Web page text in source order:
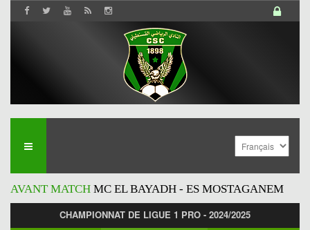
AVANT MATCH MC EL BAYADH - ES MOSTAGANEM
CHAMPIONNAT DE LIGUE 1 PRO - 2024/2025